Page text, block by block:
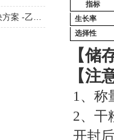
指标
生长率
选择性
【储
【注
1、称
2、干
开封